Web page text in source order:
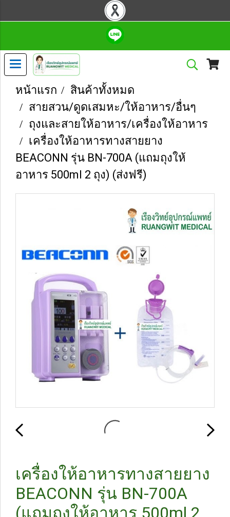
หน้าแรก
สินค้าทั้งหมด
สายสวน/ดูดเสมหะ/ให้อาหาร/อื่นๆ
ถุงและสายให้อาหาร/เครื่องให้อาหาร
เครื่องให้อาหารทางสายยาง
BEACONN รุ่น BN-700A (แถมถุงให้
อาหาร 500ml 2 ถุง) (ส่งฟรี)
เครื่องให้อาหารทางสายยาง
BEACONN รุ่น BN-700A
(แถมถุงให้อาหาร 500ml 2